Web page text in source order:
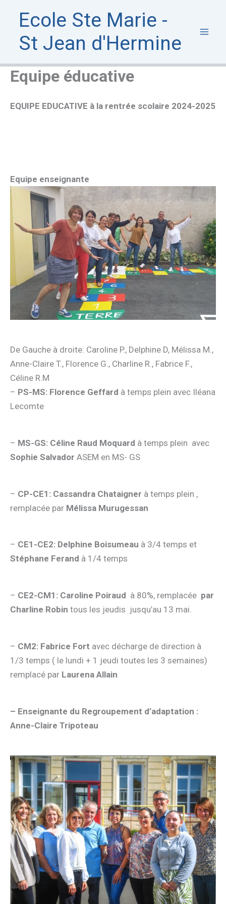
contenu
Ecole Ste Marie -
St Jean d'Hermine
Equipe éducative
EQUIPE EDUCATIVE à la rentrée scolaire 2024-2025
Equipe enseignante
De Gauche à droite: Caroline P., Delphine D, Mélissa M.,
Anne-Claire T., Florence G., Charline R., Fabrice F.,
Céline R.M
– PS-MS: Florence Geffard à temps plein avec Iléana
Lecomte
– MS-GS: Céline Raud Moquard à temps plein avec
Sophie Salvador ASEM en MS- GS
– CP-CE1: Cassandra Chataigner à temps plein ,
remplacée par Mélissa Murugessan
– CE1-CE2: Delphine Boisumeau à 3/4 temps et
Stéphane Ferand à 1/4 temps
– CE2-CM1: Caroline Poiraud à 80%, remplacée par
Charline Robin tous les jeudis jusqu’au 13 mai.
– CM2: Fabrice Fort avec décharge de direction à
1/3 temps ( le lundi + 1 jeudi toutes les 3 semaines)
remplacé par Laurena Allain
– Enseignante du Regroupement d’adaptation :
Anne-Claire Tripoteau